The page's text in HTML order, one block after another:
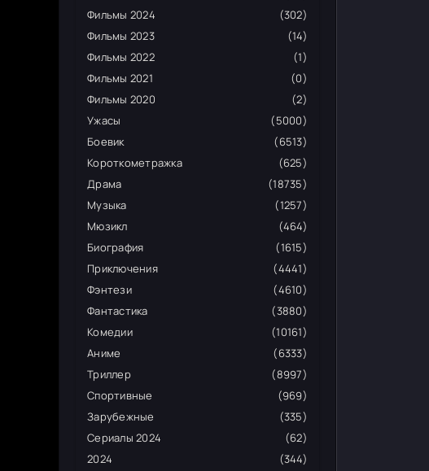
Фильмы 2024
(302)
Фильмы 2023
(14)
Фильмы 2022
(1)
Фильмы 2021
(0)
Фильмы 2020
(2)
Ужасы
(5000)
Боевик
(6513)
Короткометражка
(625)
Драма
(18735)
Музыка
(1257)
Мюзикл
(464)
Биография
(1615)
Приключения
(4441)
Фэнтези
(4610)
Фантастика
(3880)
Комедии
(10161)
Аниме
(6333)
Триллер
(8997)
Спортивные
(969)
Зарубежные
(335)
Сериалы 2024
(62)
2024
(344)